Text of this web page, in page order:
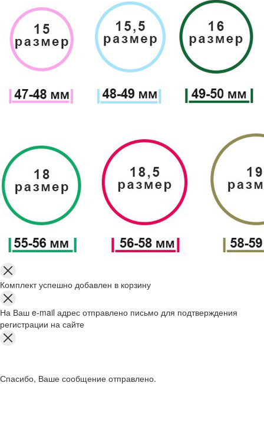
Комплект успешно добавлен в корзину
На Ваш e-mail адрес отправлено письмо для подтверждения
регистрации на сайте
Спасибо, Ваше сообщение отправлено.